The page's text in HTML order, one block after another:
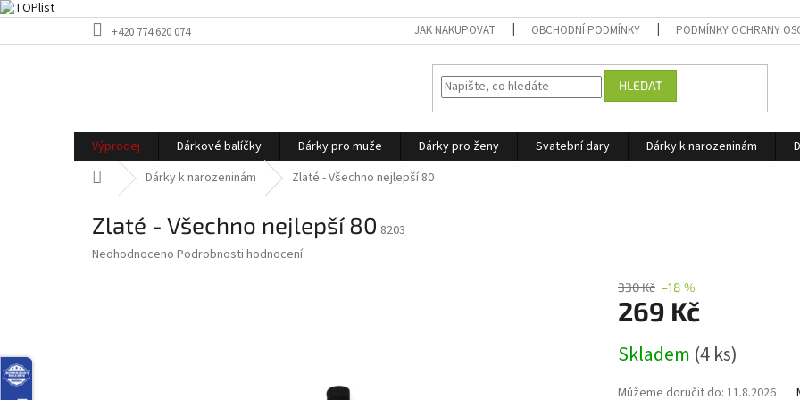
na
+420 774 620 074 JAK NAKUPOVAT OBCHODNÍ PODMÍNKY PODMÍNKY OCHRANY
HLEDAT
Výprodej Dárkové balíčky Dárky pro muže Dárky pro ženy Svatební dary Dárky k narozeninám
Domů Dárky k narozeninám Zlaté - Všechno nejlepší 80
Zlaté - Všechno nejlepší 80 8203
Průměrné
Neohodnoceno Podrobnosti hodnocení
330 Kč –18 %
269 Kč
cena:
Skladem (4 ks)
Můžeme doručit do: 11.8.2026